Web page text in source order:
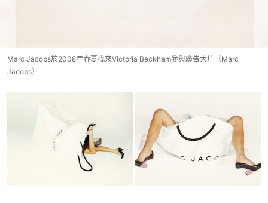
Marc Jacobs於2008年春夏找來Victoria Beckham參與廣告大片（Marc
Jacobs）